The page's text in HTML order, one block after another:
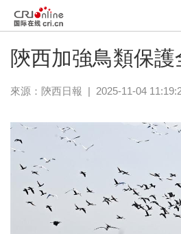
陝西加強鳥類保
來源： 陝西日報 | 2025-11-04